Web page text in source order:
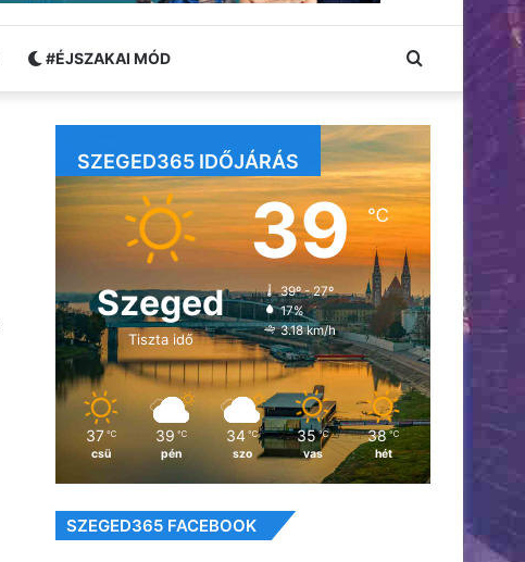
#ÉJSZAKAI MÓD Keresés:
SZEGED365 IDŐJÁRÁS
Szeged
Tiszta idő
39℃
39º - 27º
17%
3.18 km/h
37 ℃
csü
39 ℃
pén
34 ℃
szo
35 ℃
vas
38 ℃
hét
SZEGED365 FACEBOOK